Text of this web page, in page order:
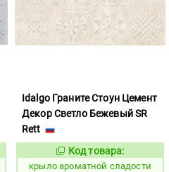
Idalgo Граните Стоун Цемент
Декор Светло Бежевый SR
Rett
828470
Код товара:
крыло ароматной сладости